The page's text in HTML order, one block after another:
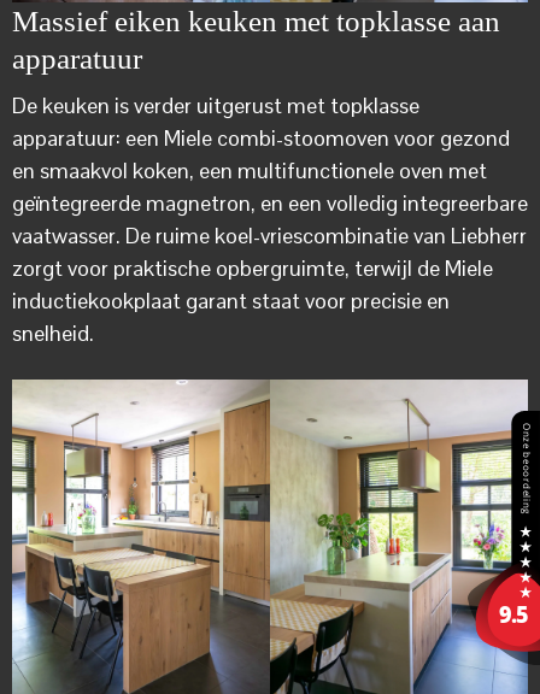
Massief eiken keuken met topklasse aan
apparatuur
De keuken is verder uitgerust met topklasse
apparatuur: een Miele combi-stoomoven voor gezond
en smaakvol koken, een multifunctionele oven met
geïntegreerde magnetron, en een volledig integreerbare
vaatwasser. De ruime koel-vriescombinatie van Liebherr
zorgt voor praktische opbergruimte, terwijl de Miele
inductiekookplaat garant staat voor precisie en
snelheid.